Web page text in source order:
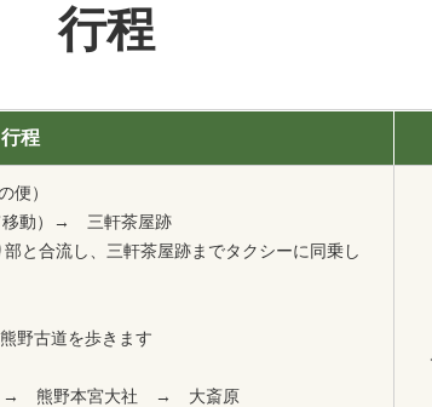
行程
行程
）
移動）→ 三軒茶屋跡
と合流し、三軒茶屋跡までタクシーに同乗し
野古道を歩きます
→ 熊野本宮大社 → 大斎原